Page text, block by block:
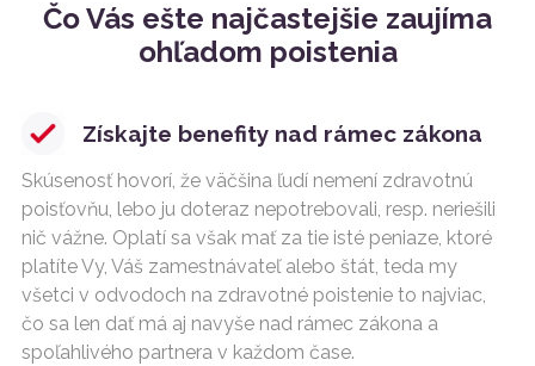
Čo Vás ešte najčastejšie zaujíma
ohľadom poistenia
Získajte benefity nad rámec zákona
Skúsenosť hovorí, že väčšina ľudí nemení zdravotnú
poisťovňu, lebo ju doteraz nepotrebovali, resp. neriešili
nič vážne. Oplatí sa však mať za tie isté peniaze, ktoré
platíte Vy, Váš zamestnávateľ alebo štát, teda my
všetci v odvodoch na zdravotné poistenie to najviac,
čo sa len dať má aj navyše nad rámec zákona a
spoľahlivého partnera v každom čase.